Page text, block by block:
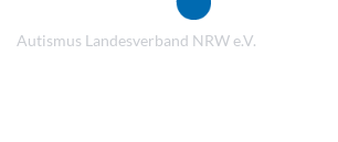
Autismus Landesverband NRW e.V.